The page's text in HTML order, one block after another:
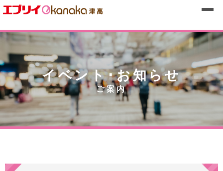
イベント･お知らせ
ご案内